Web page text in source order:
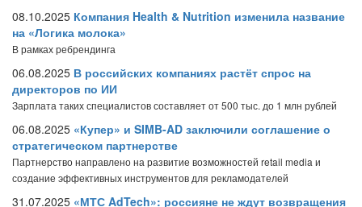
08.10.2025 Компания Health & Nutrition изменила название
на «Логика молока»
В рамках ребрендинга
06.08.2025 В российских компаниях растёт спрос на
директоров по ИИ
Зарплата таких специалистов составляет от 500 тыс. до 1 млн рублей
06.08.2025 «Купер» и SIMB-AD заключили соглашение о
стратегическом партнерстве
Партнерство направлено на развитие возможностей retail media и
создание эффективных инструментов для рекламодателей
31.07.2025 «МТС AdTech»: россияне не ждут возвращения